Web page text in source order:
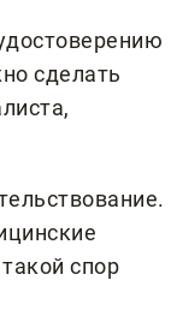
сделать
спор